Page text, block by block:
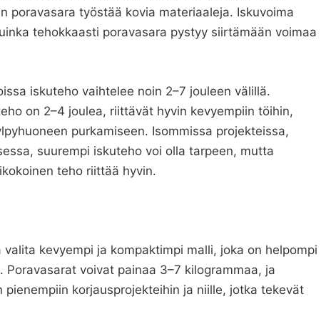
poravasara työstää kovia materiaaleja. Iskuvoima
tehokkaasti poravasara pystyy siirtämään voimaa
iskuteho vaihtelee noin 2–7 jouleen välillä.
on 2–4 joulea, riittävät hyvin kevyempiin töihin,
purkamiseen. Isommissa projekteissa,
suurempi iskuteho voi olla tarpeen, mutta
teho riittää hyvin.
kevyempi ja kompaktimpi malli, joka on helpompi
voivat painaa 3–7 kilogrammaa, ja
korjausprojekteihin ja niille, jotka tekevät